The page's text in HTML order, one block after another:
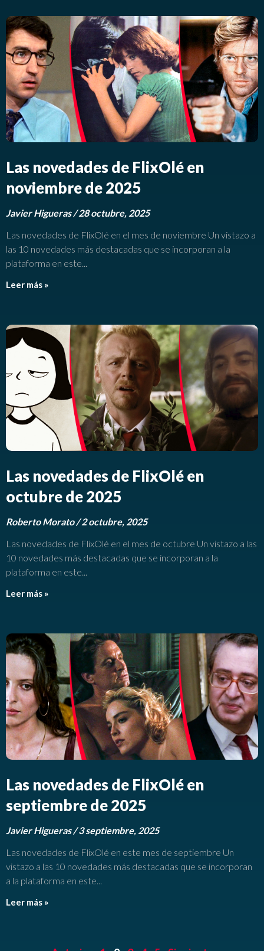
Las novedades de FlixOlé en
noviembre de 2025
Javier Higueras 28 octubre, 2025
Las novedades de FlixOlé en el mes de noviembre Un vistazo a
las 10 novedades más destacadas que se incorporan a la
plataforma en este
Leer más »
Las novedades de FlixOlé en
octubre de 2025
Roberto Morato 2 octubre, 2025
Las novedades de FlixOlé en el mes de octubre Un vistazo a las
10 novedades más destacadas que se incorporan a la
plataforma en este
Leer más »
Las novedades de FlixOlé en
septiembre de 2025
Javier Higueras 3 septiembre, 2025
Las novedades de FlixOlé en este mes de septiembre Un
vistazo a las 10 novedades más destacadas que se incorporan
a la plataforma en este
Leer más »